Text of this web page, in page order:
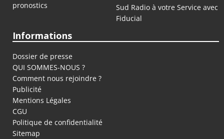
pronostics
Sud Radio à votre Service avec
Fiducial
Informations
Dossier de presse
QUI SOMMES-NOUS ?
Comment nous rejoindre ?
Publicité
Mentions Légales
CGU
Politique de confidentialité
Sitemap